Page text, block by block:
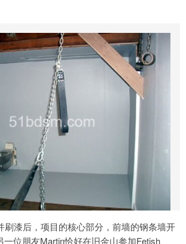
刷漆后，项目的核心部分，前墙的钢条墙开
一位朋友Martin恰好在旧金山参加Fetish